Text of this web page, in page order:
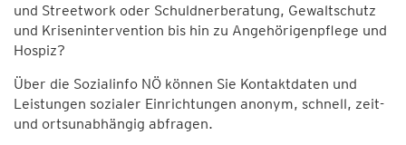
und Streetwork oder Schuldnerberatung, Gewaltschutz
und Krisenintervention bis hin zu Angehörigenpflege und
Hospiz?
Über die Sozialinfo NÖ können Sie Kontaktdaten und
Leistungen sozialer Einrichtungen anonym, schnell, zeit-
und ortsunabhängig abfragen.